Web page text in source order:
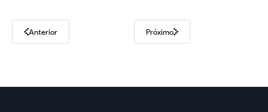
Anterior Próximo